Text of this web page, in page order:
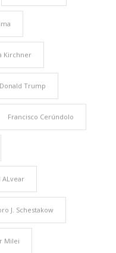
Kirchner
Donald Trump
Francisco Cerúndolo
ALvear
J. Schestakow
Milei